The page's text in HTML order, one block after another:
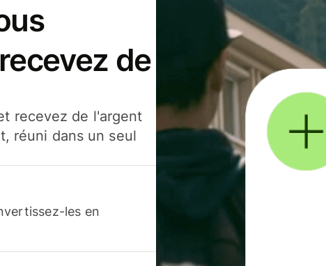
de
recevez de l'argent
réuni dans un seul
les en